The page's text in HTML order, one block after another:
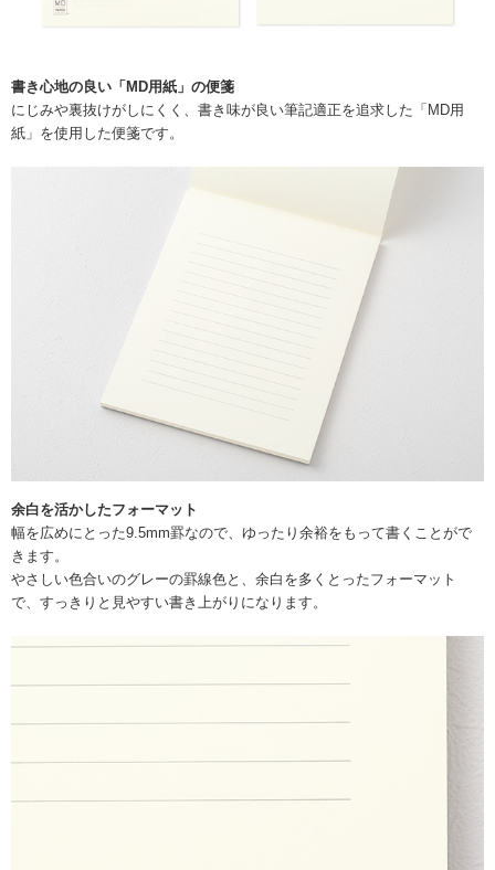
書き心地の良い「MD用紙」の便箋
にじみや裏抜けがしにくく、書き味が良い筆記適正を追求した「MD用
紙」を使用した便箋です。
余白を活かしたフォーマット
幅を広めにとった9.5mm罫なので、ゆったり余裕をもって書くことがで
きます。
やさしい色合いのグレーの罫線色と、余白を多くとったフォーマット
で、すっきりと見やすい書き上がりになります。